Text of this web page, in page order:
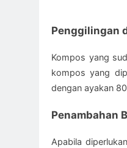
Penggilingan
Kompos yang
kompos yang
dengan ayakan
Penambahan
Apabila